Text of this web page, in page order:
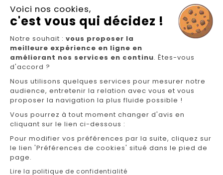
Nous suivre
NOS MAGASINS
FAQ/CONTACT
Voici nos cookies,
c'est vous qui décidez !
Notre souhait : vous proposer la
meilleure expérience en ligne en
améliorant nos services en continu. Êtes-vous
d'accord ?
Nous utilisons quelques services pour mesurer notre
audience, entretenir la relation avec vous et vous
proposer la navigation la plus fluide possible !
Vous pourrez à tout moment changer d'avis en
cliquant sur le lien ci-dessous :
Pour modifier vos préférences par la suite, cliquez sur
le lien 'Préférences de cookies' situé dans le pied de
page.
Lire la politique de confidentialité